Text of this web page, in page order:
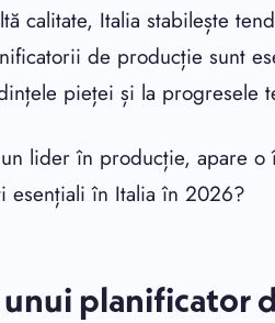
calitate, Italia stabilește
de producție sunt
pieței și la progresele
lider în producție, apare
esențiali în Italia în 2026?
planificator